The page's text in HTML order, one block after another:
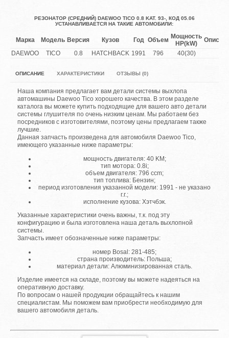
РЕЗОНАТОР (СРЕДНИЙ) DAEWOO TICO 0.8 KAT. 93-, КОД 05.06
УСТАНАВЛИВАЕТСЯ НА ТАКИЕ АВТОМОБИЛИ:
Марка Модель Версия Кузов Год Объем Мощность
HP(kW)
DAEWOO
TICO 0.8 HATCHBACK 1991 796 40(30)
ОПИСАНИЕ ХАРАКТЕРИСТИКИ ОТЗЫВЫ (0)
Наша компания предлагает вам детали системы выхлопа
автомашины Daewoo Tico хорошего качества. В этом разделе
каталога вы можете купить подходящие для вашего авто детали
системы глушителя по очень низким ценам. Мы работаем без
посредников с изготовителями, поэтому цены предлагаем также
лучшие.
Данная запчасть произведена для автомобиля Daewoo Tico,
имеющего указанные ниже параметры:
мощность двигателя: 40 KM;
тип мотора: 0.8i;
объем двигателя: 796 ccm;
тип топлива: Бензин;
период изготовления указанной модели: 1991 - не указано
г.г.;
исполнение кузова: Хэтчбэк.
Указанные характеристики очень важны, т.к. под эту
конфигурацию и была изготовлена наша деталь выхлопной
системы.
Запчасть имеет обозначенные ниже параметры:
номер Bosal: 281-485;
страна производитель: Польша;
материал детали: Алюминизированная сталь.
Изделие имеется на складе, поэтому вы можете надеяться на
оперативную доставку.
По вопросам о нашей продукции обращайтесь к нашим
специалистам. Мы поможем вам приобрести необходимую для
вашего автомобиля деталь.